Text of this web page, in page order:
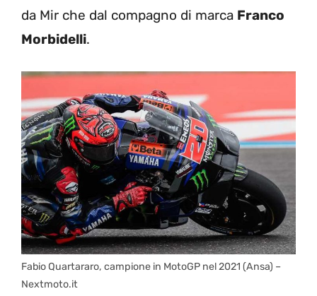
da Mir che dal compagno di marca Franco
Morbidelli.
Fabio Quartararo, campione in MotoGP nel 2021 (Ansa) –
Nextmoto.it